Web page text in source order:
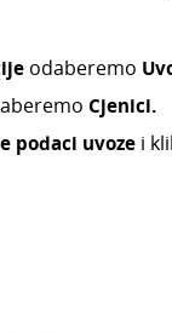
odaberemo
Cjenici.
podaci uvoze i